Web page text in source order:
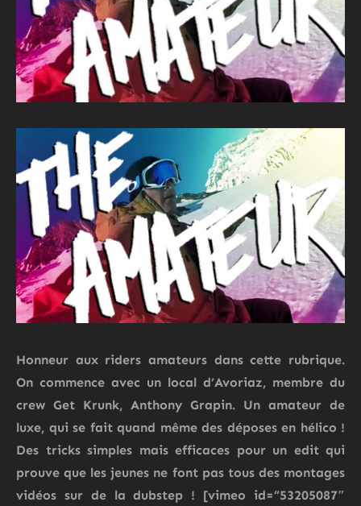
Honneur aux riders amateurs dans cette rubrique.
On commence avec un local d’Avoriaz, membre du
crew Get Krunk, Anthony Grapin. Un amateur de
luxe, qui se fait quand même des déposes en hélico !
Des tricks simples mais efficaces pour un edit qui
prouve que les jeunes ne font pas tous des montages
vidéos sur de la dubstep ! [vimeo id=”53205087″